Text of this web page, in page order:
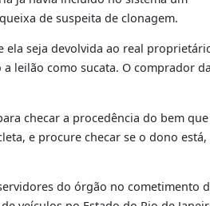
Anticlonagem e da
já havia incluído no
a queixa de suspeita de
que ela seja devolvida